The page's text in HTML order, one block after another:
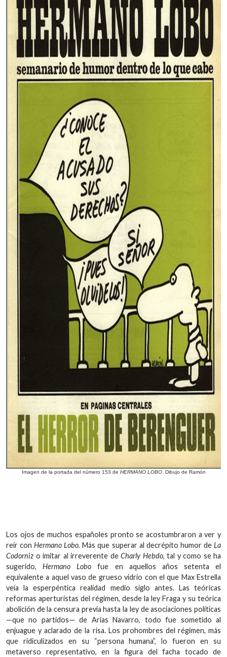
Imagen de la portada del número 153 de HERMANO LOBO. Dibujo de Ramón
Los ojos de muchos españoles pronto se acostumbraron a ver y
reír conHermano Lobo. Más que superar al decrépito humor deLa
Codorniz o imitar al irreverente de Charly Hebdo, tal y como se ha
sugerido,Hermano Lobo fue en aquellos años setenta el
equivalente a aquel vaso de grueso vidrio con el que Max Estrella
veía la esperpéntica realidad medio siglo antes. Las teóricas
reformas aperturistas del régimen, desde la ley Fraga y su teórica
abolición de la censura previa hasta la ley de asociaciones políticas
—que no partidos— de Arias Navarro, todo fue sometido al
enjuague y aclarado de la risa. Los prohombres del régimen, más
que ridiculizados en su “persona humana”, lo fueron en su
metaverso representativo, en la figura del facha tocado de